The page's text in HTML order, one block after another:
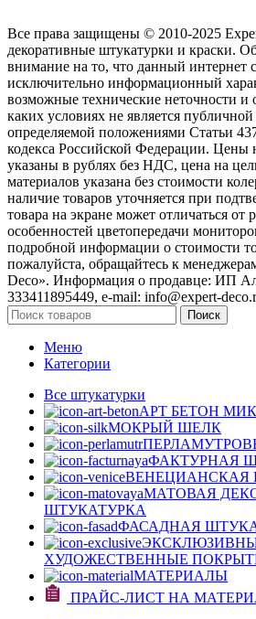
Все права защищены © 2010-2025
декоративные штукатурки и краски.
внимание на то, что данный интернет
исключительно информационный
возможные технические неточности и
каких условиях не является
определяемой положениями Статьи
кодекса Российской Федерации. Цены
указаны в рублях без НДС, цена на
материалов указана без стоимости
наличие товаров уточняется при
товара на экране может отличаться от
особенностей цветопередачи
подробной информации о стоимости
пожалуйста, обращайтесь к
Deco». Информация о продавце: ИП
333411895449, e-mail: info@expert-
Поиск
Меню
Категории
Все штукатурки
АРТ БЕТОН
МОКРЫЙ ШЕЛК
ФАКТУРНАЯ
ВЕНЕЦИАНСКАЯ
МАТОВАЯ
ШТУКАТУРКА
ФАСАДНАЯ
ХУДОЖЕСТВЕННЫЕ
МАТЕРИАЛЫ
ПРАЙС-ЛИСТ НА